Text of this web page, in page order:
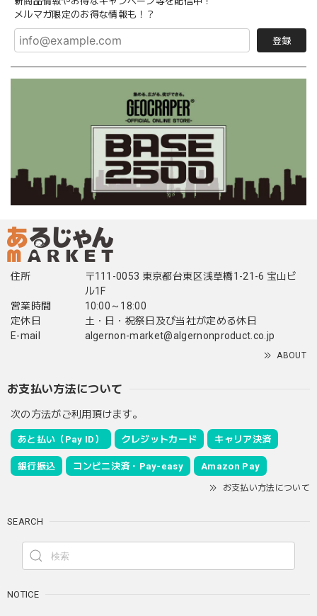
メルマガ限定のお得な情報も！？
登録
住所
〒111-0053 東京都台東区浅草橋1-21-6 宝山ビ
ル1F
営業時間
10:00～18:00
定休日
土・日・祝祭日及び当社が定める休日
E-mail
algernon-market@algernonproduct.co.jp
ABOUT
お支払い方法について
次の方法がご利用頂けます。
あと払い（Pay ID） クレジットカード キャリア決済
銀行振込 コンビニ決済・Pay-easy Amazon Pay
お支払い方法について
SEARCH
NOTICE